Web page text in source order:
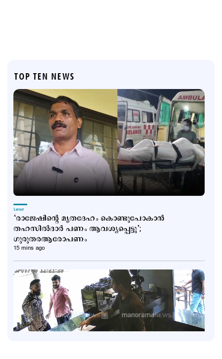
TOP TEN NEWS
Latest
‘രാജേഷിന്‍റെ മൃതദേഹം കൊണ്ടുപോകാന്‍
തഹസില്‍ദാര്‍ പണം ആവശ്യപ്പെട്ടു’;
ഗുരുതരആരോപണം
15 mins ago